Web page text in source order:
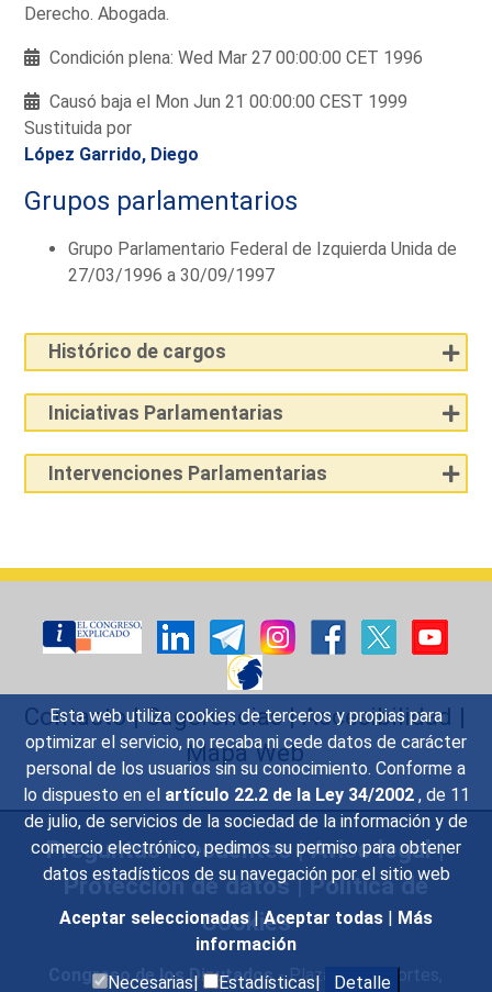
Esta web utiliza cookies de terceros y propias para
optimizar el servicio, no recaba ni cede datos de carácter
personal de los usuarios sin su conocimiento. Conforme a
lo dispuesto en el artículo 22.2 de la Ley 34/2002 , de 11
de julio, de servicios de la sociedad de la información y de
comercio electrónico, pedimos su permiso para obtener
datos estadísticos de su navegación por el sitio web
Aceptar seleccionadas | Aceptar todas | Más
información
Necesarias|
Estadísticas| Detalle
Derecho. Abogada.
Condición plena: Wed Mar 27 00:00:00 CET 1996
Causó baja el Mon Jun 21 00:00:00 CEST 1999
Sustituida por
López Garrido, Diego
Grupos parlamentarios
Grupo Parlamentario Federal de Izquierda Unida de
27/03/1996 a 30/09/1997
Histórico de cargos
Iniciativas Parlamentarias
Intervenciones Parlamentarias
Contacto|Sugerencias|Accesibilidad |
Mapa Web
Preguntas Frecuentes|Aviso legal|
Protección de datos|Política de
Cookies
Congreso de los Diputados- Plaza de las Cortes,